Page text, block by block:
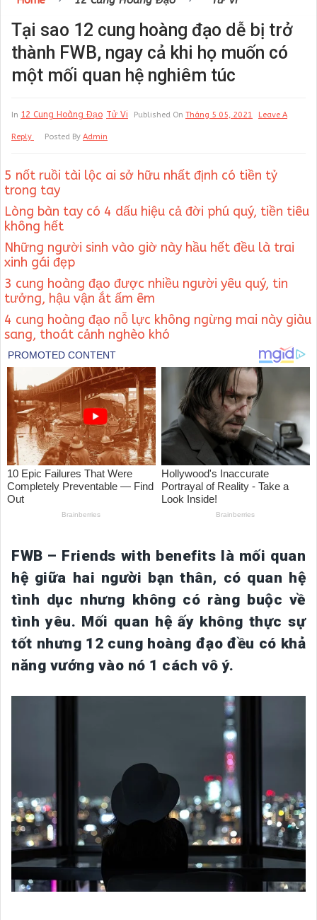
Tại sao 12 cung hoàng đạo dễ bị trở
thành FWB, ngay cả khi họ muốn có
một mối quan hệ nghiêm túc
In 12 Cung Hoàng Đạo Tử Vi Published On Tháng 5 05, 2021 Leave A
Reply Posted By Admin
5 nốt ruồi tài lộc ai sở hữu nhất định có tiền tỷ
trong tay
Lòng bàn tay có 4 dấu hiệu cả đời phú quý, tiền tiêu
không hết
Những người sinh vào giờ này hầu hết đều là trai
xinh gái đẹp
3 cung hoàng đạo được nhiều người yêu quý, tin
tưởng, hậu vận ắt ấm êm
4 cung hoàng đạo nỗ lực không ngừng mai này giàu
sang, thoát cảnh nghèo khó
FWB – Friends with benefits là mối quan
hệ giữa hai người bạn thân, có quan hệ
tình dục nhưng không có ràng buộc về
tình yêu. Mối quan hệ ấy không thực sự
tốt nhưng 12 cung hoàng đạo đều có khả
năng vướng vào nó 1 cách vô ý.